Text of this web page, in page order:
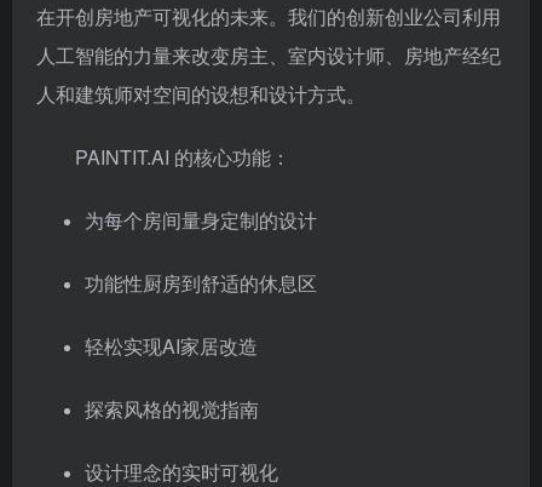
在开创房地产可视化的未来。我们的创新创业公司利用
人工智能的力量来改变房主、室内设计师、房地产经纪
人和建筑师对空间的设想和设计方式。
PAINTIT.AI 的核心功能：
为每个房间量身定制的设计
功能性厨房到舒适的休息区
轻松实现AI家居改造
探索风格的视觉指南
设计理念的实时可视化